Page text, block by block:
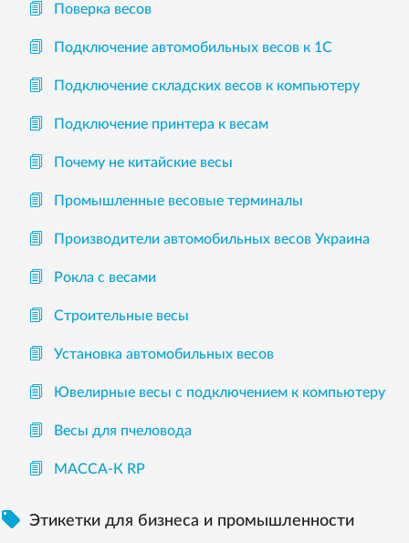
Поверка весов
Подключение автомобильных весов к 1С
Подключение складских весов к компьютеру
Подключение принтера к весам
Почему не китайские весы
Промышленные весовые терминалы
Производители автомобильных весов Украина
Рокла с весами
Строительные весы
Установка автомобильных весов
Ювелирные весы с подключением к компьютеру
Весы для пчеловода
МАССА-К RP
 Этикетки для бизнеса и промышленности